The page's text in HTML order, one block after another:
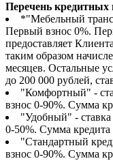
Перечень кредитных
*"Мебельный
Первый взнос 0%.
предоставляет
таким образом
месяцев. Остальные
до 200 000 рублей,
"Комфортный" -
взнос 0-90%. Сумма
"Удобный" -
0-50%. Сумма кредита
"Стандартный
взнос 0-90%. Сумма